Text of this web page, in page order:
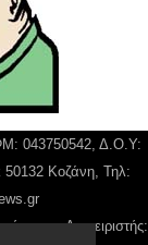
043750542, Δ.Ο.Υ:
Κοζάνη, Τηλ:
και Διαχειριστής: